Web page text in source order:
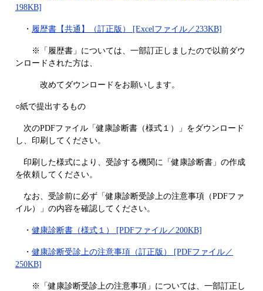
198KB]
・ 履歴書【共通】（訂正版） [Excelファイル／233KB]
※「履歴書」については、一部訂正しましたので以前ダウ
ンロードされた方は、
改めてダウンロードをお願いします。
○紙で提出するもの
次のPDFファイル「健康診断書（様式１）」をダウンロード
し、印刷してください。
印刷した様式により、受診する機関に「健康診断書」の作成
を依頼してください。
なお、受診前に必ず「健康診断受診上の注意事項（PDFファ
イル）」の内容を確認してください。
・ 健康診断書（様式１） [PDFファイル／200KB]
・ 健康診断受診上の注意事項（訂正版） [PDFファイル／
250KB]
※「健康診断受診上の注意事項」については、一部訂正し